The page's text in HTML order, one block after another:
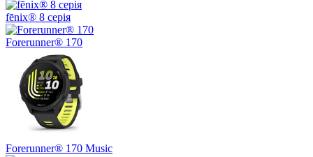
fēnix® 8 серія
Forerunner® 170
Forerunner® 170 Music